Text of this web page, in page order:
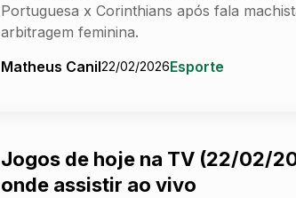
Portuguesa x Corinthians após fala
arbitragem feminina.
Matheus Canil22/02/2026Esporte
Jogos de hoje na TV (22/02/
onde assistir ao vivo